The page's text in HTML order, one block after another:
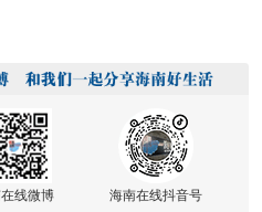
线微博 海南在线抖音号